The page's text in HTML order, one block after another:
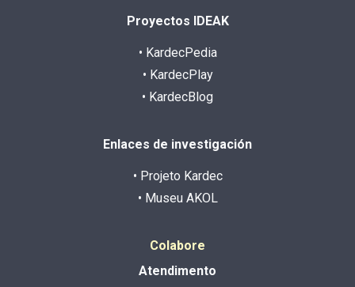
Proyectos IDEAK
• KardecPedia
• KardecPlay
• KardecBlog
Enlaces de investigación
• Projeto Kardec
• Museu AKOL
Colabore
Atendimento